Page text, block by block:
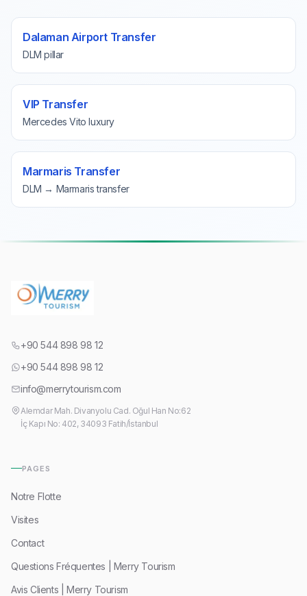
Dalaman Airport Transfer
DLM pillar
VIP Transfer
Mercedes Vito luxury
Marmaris Transfer
DLM → Marmaris transfer
+90 544 898 98 12
+90 544 898 98 12
info@merrytourism.com
Alemdar Mah. Divanyolu Cad. Oğul Han No:62
İç Kapı No: 402, 34093 Fatih/İstanbul
PAGES
Notre Flotte
Visites
Contact
Questions Fréquentes | Merry Tourism
Avis Clients | Merry Tourism